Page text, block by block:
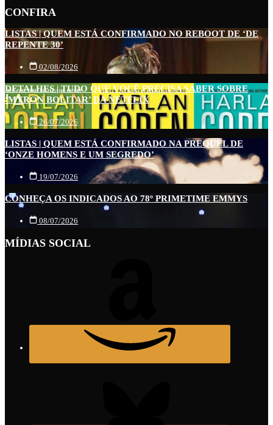
CONFIRA
LISTAS | QUEM ESTÁ CONFIRMADO NO REBOOT DE ‘DE
REPENTE 30’
02/08/2026
DETALHES | TUDO QUE VOCÊ PRECISA SABER SOBRE
‘MYRON BOLITAR’ DA NETFLIX
26/07/2026
LISTAS | QUEM ESTÁ CONFIRMADO NA PREQUEL DE
‘ONZE HOMENS E UM SEGREDO’
19/07/2026
CONHEÇA OS INDICADOS AO 78º PRIMETIME EMMYS
08/07/2026
MÍDIAS SOCIAL